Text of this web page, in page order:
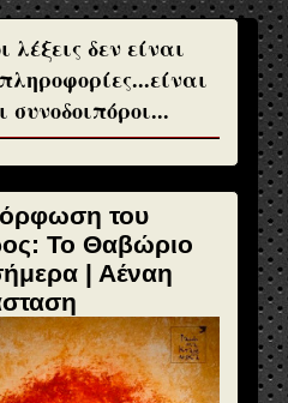
λέξεις δεν είναι
συνοδοιπόροι...
του
Το Θαβώριο
| Αέναη